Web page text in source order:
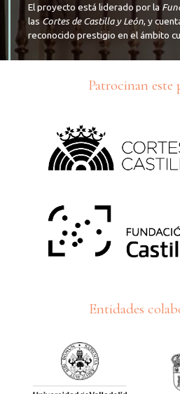
El proyecto está liderado por la
lasCortes de Castilla y León, y
reconocido prestigio en el ámbito
Patrocinan este
Entidades